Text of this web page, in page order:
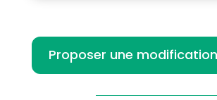
Proposer une modification